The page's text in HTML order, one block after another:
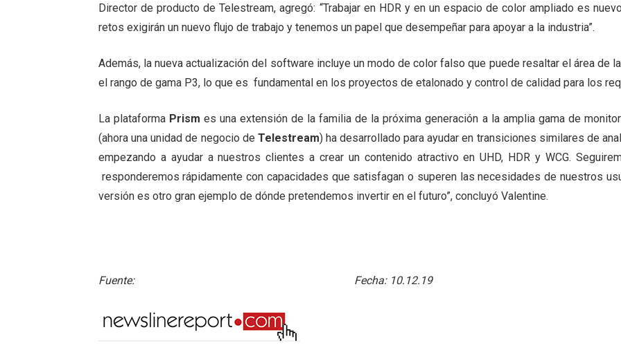
Director de producto de Telestream, agregó: “Trabajar en HDR y en un espacio de color ampliado es
retos exigirán un nuevo flujo de trabajo y tenemos un papel que desempeñar para apoyar a la industria”.
Además, la nueva actualización del software incluye un modo de color falso que puede resaltar el área de
el rango de gama P3, lo que es fundamental en los proyectos de etalonado y control de calidad para los
La plataforma Prism es una extensión de la familia de la próxima generación a la amplia gama de
(ahora una unidad de negocio de Telestream) ha desarrollado para ayudar en transiciones similares de
empezando a ayudar a nuestros clientes a crear un contenido atractivo en UHD, HDR y WCG.
responderemos rápidamente con capacidades que satisfagan o superen las necesidades de nuestros
versión es otro gran ejemplo de dónde pretendemos invertir en el futuro”, concluyó Valentine.
Fuente: Fecha: 10.12.19